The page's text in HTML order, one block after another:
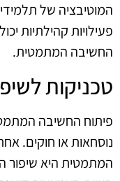
המוטיבציה של
פעילויות קהילתיות
החשיבה המתמטית.
טכניקות
פיתוח החשיבה
נוסחאות או חוקים.
המתמטית היא שיפור